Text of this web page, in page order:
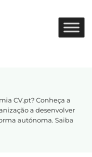
CV.pt? Conheça a
a desenvolver
autónoma. Saiba